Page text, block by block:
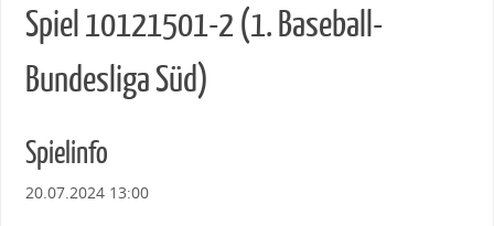
Spiel 10121501-2 (1. Baseball-
Bundesliga Süd)
Spielinfo
20.07.2024 13:00